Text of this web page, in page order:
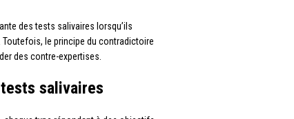
des tests salivaires lorsqu’ils
le principe du contradictoire
des contre-expertises.
salivaires